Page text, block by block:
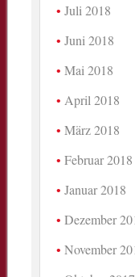
Juli 2018
Juni 2018
Mai 2018
April 2018
März 2018
Februar 2018
Januar 2018
Dezember
November